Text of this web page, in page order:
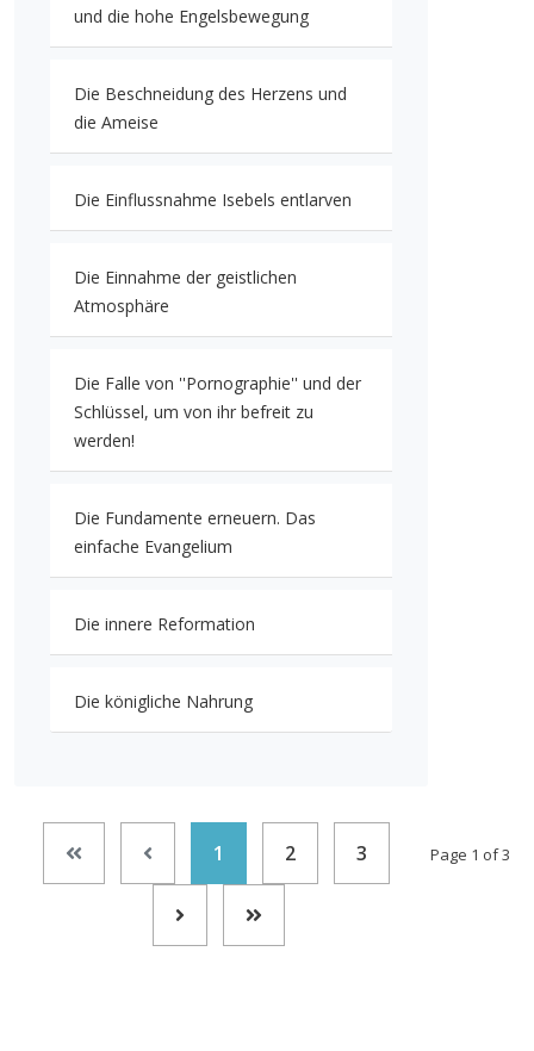
und die hohe Engelsbewegung
Die Beschneidung des Herzens und
die Ameise
Die Einflussnahme Isebels entlarven
Die Einnahme der geistlichen
Atmosphäre
Die Falle von ''Pornographie'' und der
Schlüssel, um von ihr befreit zu
werden!
Die Fundamente erneuern. Das
einfache Evangelium
Die innere Reformation
Die königliche Nahrung
Page 1 of 3
1 2 3